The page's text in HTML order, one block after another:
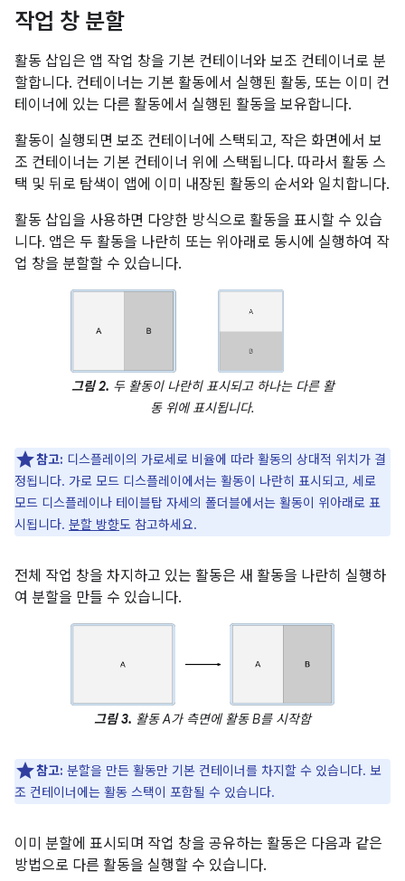
작업 창 분할
활동 삽입은 앱 작업 창을 기본 컨테이너와 보조 컨테이너로 분
할합니다. 컨테이너는 기본 활동에서 실행된 활동, 또는 이미 컨
테이너에 있는 다른 활동에서 실행된 활동을 보유합니다.
활동이 실행되면 보조 컨테이너에 스택되고, 작은 화면에서 보
조 컨테이너는 기본 컨테이너 위에 스택됩니다. 따라서 활동 스
택 및 뒤로 탐색이 앱에 이미 내장된 활동의 순서와 일치합니다.
활동 삽입을 사용하면 다양한 방식으로 활동을 표시할 수 있습
니다. 앱은 두 활동을 나란히 또는 위아래로 동시에 실행하여 작
업 창을 분할할 수 있습니다.
그림 2. 두 활동이 나란히 표시되고 하나는 다른 활
동 위에 표시됩니다.
참고: 디스플레이의 가로세로 비율에 따라 활동의 상대적 위치가 결
정됩니다. 가로 모드 디스플레이에서는 활동이 나란히 표시되고, 세로
모드 디스플레이나 테이블탑 자세의 폴더블에서는 활동이 위아래로 표
시됩니다. 분할 방향도 참고하세요.
전체 작업 창을 차지하고 있는 활동은 새 활동을 나란히 실행하
여 분할을 만들 수 있습니다.
그림 3. 활동 A가 측면에 활동 B를 시작함
참고: 분할을 만든 활동만 기본 컨테이너를 차지할 수 있습니다. 보
조 컨테이너에는 활동 스택이 포함될 수 있습니다.
이미 분할에 표시되며 작업 창을 공유하는 활동은 다음과 같은
방법으로 다른 활동을 실행할 수 있습니다.